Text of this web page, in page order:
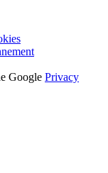
Google Privacy